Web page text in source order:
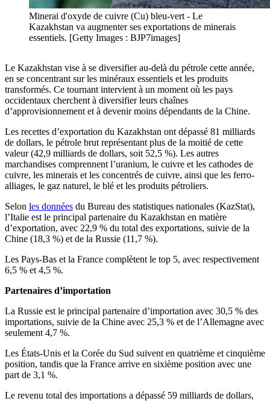
Minerai d'oxyde de cuivre (Cu) bleu-vert - Le
Kazakhstan va augmenter ses exportations de minerais
essentiels. [Getty Images : BJP7images]
Le Kazakhstan vise à se diversifier au-delà du pétrole cette année,
en se concentrant sur les minéraux essentiels et les produits
transformés. Ce tournant intervient à un moment où les pays
occidentaux cherchent à diversifier leurs chaînes
d’approvisionnement et à devenir moins dépendants de la Chine.
Les recettes d’exportation du Kazakhstan ont dépassé 81 milliards
de dollars, le pétrole brut représentant plus de la moitié de cette
valeur (42,9 milliards de dollars, soit 52,5 %). Les autres
marchandises comprennent l’uranium, le cuivre et les cathodes de
cuivre, les minerais et les concentrés de cuivre, ainsi que les ferro-
alliages, le gaz naturel, le blé et les produits pétroliers.
Selon les données du Bureau des statistiques nationales (KazStat),
l’Italie est le principal partenaire du Kazakhstan en matière
d’exportation, avec 22,9 % du total des exportations, suivie de la
Chine (18,3 %) et de la Russie (11,7 %).
Les Pays-Bas et la France complètent le top 5, avec respectivement
6,5 % et 4,5 %.
Partenaires d’importation
La Russie est le principal partenaire d’importation avec 30,5 % des
importations, suivie de la Chine avec 25,3 % et de l’Allemagne avec
seulement 4,7 %.
Les États-Unis et la Corée du Sud suivent en quatrième et cinquième
position, tandis que la France arrive en sixième position avec une
part de 3,1 %.
Le revenu total des importations a dépassé 59 milliards de dollars,